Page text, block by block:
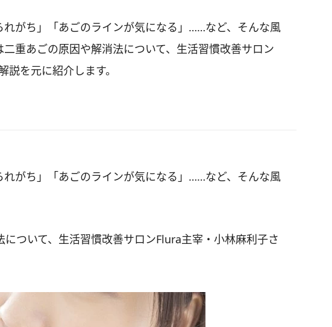
れがち」「あごのラインが気になる」……など、そんな風
重あごの原因や解消法について、生活習慣改善サロン
を元に紹介します。
れがち」「あごのラインが気になる」……など、そんな風
ついて、生活習慣改善サロンFlura主宰・小林麻利子さ